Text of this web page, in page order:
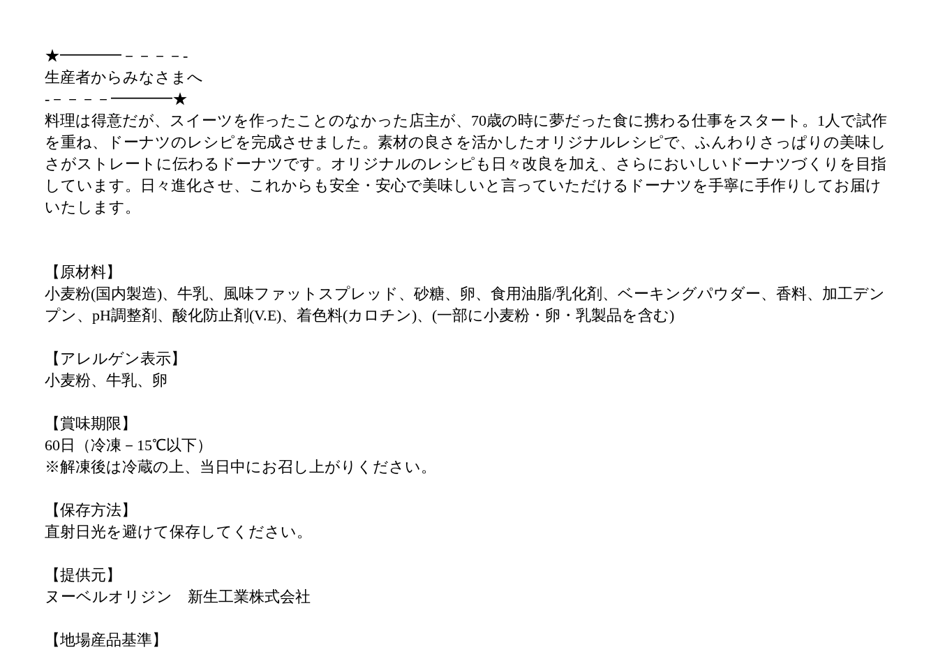
★━━━━－－－－-
生産者からみなさまへ
-－－－－━━━━★
料理は得意だが、スイーツを作ったことのなかった店主が、70歳の時に夢だった食に携わる仕事をスタート。1人で試作
を重ね、ドーナツのレシピを完成させました。素材の良さを活かしたオリジナルレシピで、ふんわりさっぱりの美味し
さがストレートに伝わるドーナツです。オリジナルのレシピも日々改良を加え、さらにおいしいドーナツづくりを目指
しています。日々進化させ、これからも安全・安心で美味しいと言っていただけるドーナツを手寧に手作りしてお届け
いたします。
【原材料】
小麦粉(国内製造)、牛乳、風味ファットスプレッド、砂糖、卵、食用油脂/乳化剤、ベーキングパウダー、香料、加工デン
プン、pH調整剤、酸化防止剤(V.E)、着色料(カロチン)、(一部に小麦粉・卵・乳製品を含む)
【アレルゲン表示】
小麦粉、牛乳、卵
【賞味期限】
60日（冷凍－15℃以下）
※解凍後は冷蔵の上、当日中にお召し上がりください。
【保存方法】
直射日光を避けて保存してください。
【提供元】
ヌーベルオリジン 新生工業株式会社
【地場産品基準】